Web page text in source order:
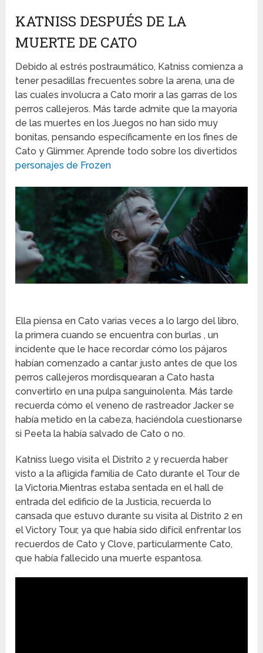
KATNISS DESPUÉS DE LA
MUERTE DE CATO
Debido al estrés postraumático, Katniss comienza a
tener pesadillas frecuentes sobre la arena, una de
las cuales involucra a Cato morir a las garras de los
perros callejeros. Más tarde admite que la mayoría
de las muertes en los Juegos no han sido muy
bonitas, pensando específicamente en los fines de
Cato y Glimmer. Aprende todo sobre los divertidos
personajes de Frozen
Ella piensa en Cato varias veces a lo largo del libro,
la primera cuando se encuentra con burlas , un
incidente que le hace recordar cómo los pájaros
habían comenzado a cantar justo antes de que los
perros callejeros mordisquearan a Cato hasta
convertirlo en una pulpa sanguinolenta. Más tarde
recuerda cómo el veneno de rastreador Jacker se
había metido en la cabeza, haciéndola cuestionarse
si Peeta la había salvado de Cato o no.
Katniss luego visita el Distrito 2 y recuerda haber
visto a la afligida familia de Cato durante el Tour de
la Victoria.Mientras estaba sentada en el hall de
entrada del edificio de la Justicia, recuerda lo
cansada que estuvo durante su visita al Distrito 2 en
el Victory Tour, ya que había sido difícil enfrentar los
recuerdos de Cato y Clove, particularmente Cato,
que había fallecido una muerte espantosa.